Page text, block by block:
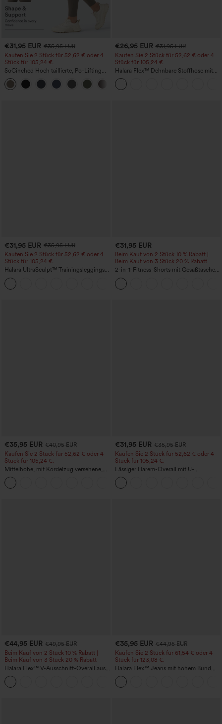
€31,95 EUR €35,95 EUR
Kaufen Sie 2 Stück für 52,62 € oder 4
Stück für 105,24 €.
SoCinched Hoch taillierte, Po-Lifting
7/8-Trainingsleggings mit
Bauchkontrolle und Seitentaschen
€26,95 EUR €31,95 EUR
Kaufen Sie 2 Stück für 52,62 € oder 4
Stück für 105,24 €.
Halara Flex™ Dehnbare Stoffhose mit
hohem Bund, Waffelmuster,
Seitentaschen und weitem Bein
€31,95 EUR €35,95 EUR
Kaufen Sie 2 Stück für 52,62 € oder 4
Stück für 105,24 €.
Halara UltraSculpt™ Trainingsleggings
mit hoher Taille – formend, Po-Lifting,
Bauchkontrolle und mit Taschen
€31,95 EUR
Beim Kauf von 2 Stück 10 % Rabatt |
Beim Kauf von 3 Stück 20 % Rabatt
2-in-1-Fitness-Shorts mit Gesäßtasche
und seitlicher versteckter Tasche 6,3 cm
€35,95 EUR €40,95 EUR
Kaufen Sie 2 Stück für 52,62 € oder 4
Stück für 105,24 €.
Mittelhohe, mit Kordelzug versehene,
schnelltrocknende Golfhose mit schmal
zulaufendem Schnitt, abgerundetem
Saum und Taschen – UPF 40+
€31,95 EUR €35,95 EUR
Kaufen Sie 2 Stück für 52,62 € oder 4
Stück für 105,24 €.
Lässiger Harem-Overall mit U-
Ausschnitt und Taschen - Easy Peezy
Edition
€44,95 EUR €49,95 EUR
Beim Kauf von 2 Stück 10 % Rabatt |
Beim Kauf von 3 Stück 20 % Rabatt
Halara Flex™ V-Ausschnitt-Overall aus
gewaschenem Denim mit Taschen –
lässig
€35,95 EUR €44,95 EUR
Kaufen Sie 2 Stück für 61,54 € oder 4
Stück für 123,08 €.
Halara Flex™ Jeans mit hohem Bund
und Taschen, gewaschener, lässiger
Bootcut